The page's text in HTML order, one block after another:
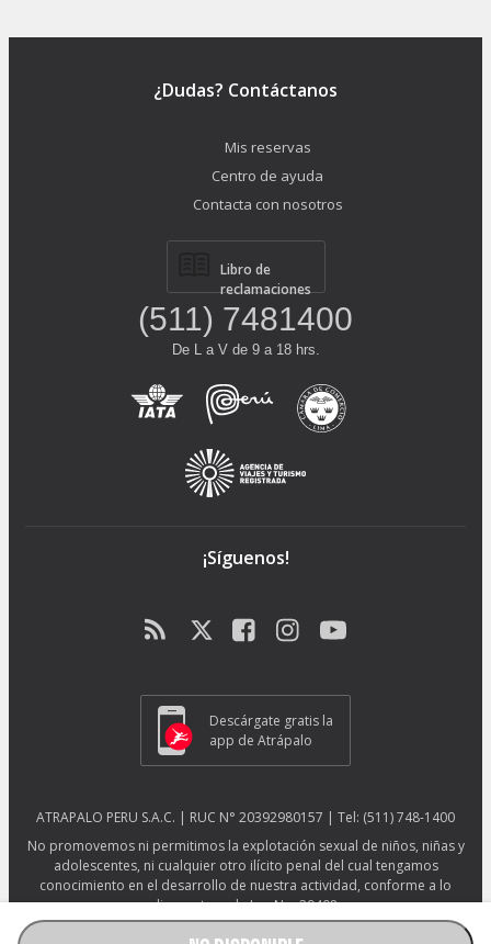
¿Dudas? Contáctanos
Mis reservas
Centro de ayuda
Contacta con nosotros
Libro de
reclamaciones
(511) 7481400
De L a V de 9 a 18 hrs.
¡Síguenos!
Descárgate gratis la
app de Atrápalo
ATRAPALO PERU S.A.C. | RUC N° 20392980157 | Tel: (511) 748-1400
No promovemos ni permitimos la explotación sexual de niños, niñas y
adolescentes, ni cualquier otro ilícito penal del cual tengamos
conocimiento en el desarrollo de nuestra actividad, conforme a lo
dispuesto en la Ley No. 29408.
Más información sobre protección ESNNA.Ver afiche ESNNA.